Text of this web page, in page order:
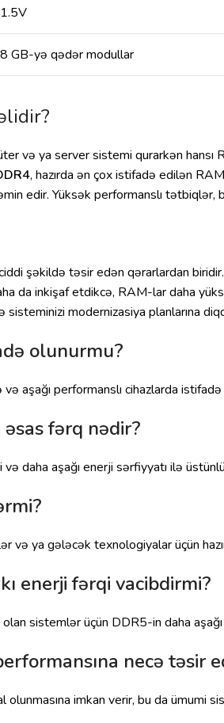
1.5V
8 GB-yə qədər modullar
və ya server sistemi qurarkən hansı
, hazırda ən çox istifadə edilən
edir. Yüksək performanslı
şəkildə təsir edən qərarlardan biridir.
da inkişaf etdikcə, RAM-lar daha
modernizasiya planlarına
olunurmu?
aşağı performanslı cihazlarda istifadə
fərq nədir?
daha aşağı enerji sərfiyyatı ilə
və ya gələcək texnologiyalar üçün
enerji fərqi vacibdirmi?
sistemlər üçün DDR5-in daha
necə təsir
imkan verir, bu da ümumi